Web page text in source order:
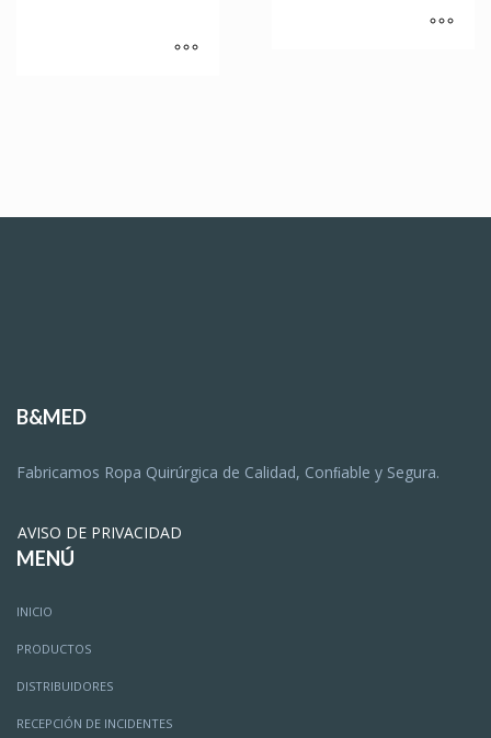
B&MED
Fabricamos Ropa Quirúrgica de Calidad, Conﬁable y Segura.
AVISO DE PRIVACIDAD
MENÚ
INICIO
PRODUCTOS
DISTRIBUIDORES
RECEPCIÓN DE INCIDENTES